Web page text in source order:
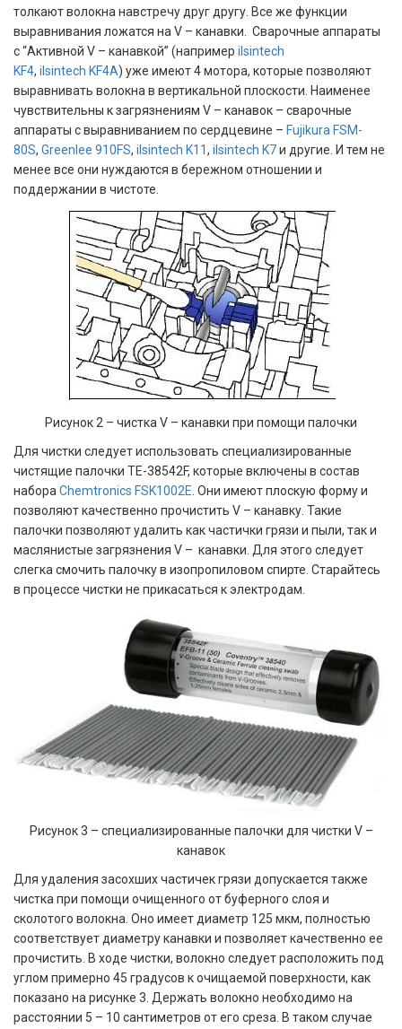
толкают волокна навстречу друг другу. Все же функции
выравнивания ложатся на V – канавки. Сварочные аппараты
с “Активной V – канавкой” (например ilsintech
KF4, ilsintech KF4A) уже имеют 4 мотора, которые позволяют
выравнивать волокна в вертикальной плоскости. Наименее
чувствительны к загрязнениям V – канавок – сварочные
аппараты с выравниванием по сердцевине – Fujikura FSM-
80S, Greenlee 910FS, ilsintech K11, ilsintech K7и другие. И тем не
менее все они нуждаются в бережном отношении и
поддержании в чистоте.
Рисунок 2 – чистка V – канавки при помощи палочки
Для чистки следует использовать специализированные
чистящие палочки TE-38542F, которые включены в состав
набора Chemtronics FSK1002E . Они имеют плоскую форму и
позволяют качественно прочистить V – канавку. Такие
палочки позволяют удалить как частички грязи и пыли, так и
маслянистые загрязнения V – канавки. Для этого следует
слегка смочить палочку в изопропиловом спирте. Старайтесь
в процессе чистки не прикасаться к электродам.
Рисунок 3 – специализированные палочки для чистки V –
канавок
Для удаления засохших частичек грязи допускается также
чистка при помощи очищенного от буферного слоя и
сколотого волокна. Оно имеет диаметр 125 мкм, полностью
соответствует диаметру канавки и позволяет качественно ее
прочистить. В ходе чистки, волокно следует расположить под
углом примерно 45 градусов к очищаемой поверхности, как
показано на рисунке 3. Держать волокно необходимо на
расстоянии 5 – 10 сантиметров от его среза. В таком случае